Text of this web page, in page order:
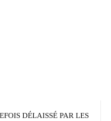
DÉLAISSÉ PAR LES